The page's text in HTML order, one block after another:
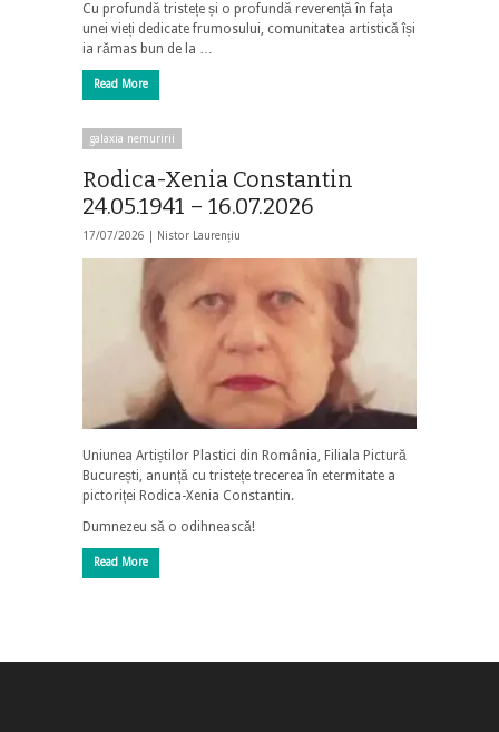
Cu profundă tristețe și o profundă reverență în fața
unei vieți dedicate frumosului, comunitatea artistică își
ia rămas bun de la …
Read More
galaxia nemuririi
Rodica-Xenia Constantin
24.05.1941 – 16.07.2026
17/07/2026 | Nistor Laurențiu
Uniunea Artiștilor Plastici din România, Filiala Pictură
București, anunță cu tristețe trecerea în etermitate a
pictoriței Rodica-Xenia Constantin.
Dumnezeu să o odihnească!
Read More